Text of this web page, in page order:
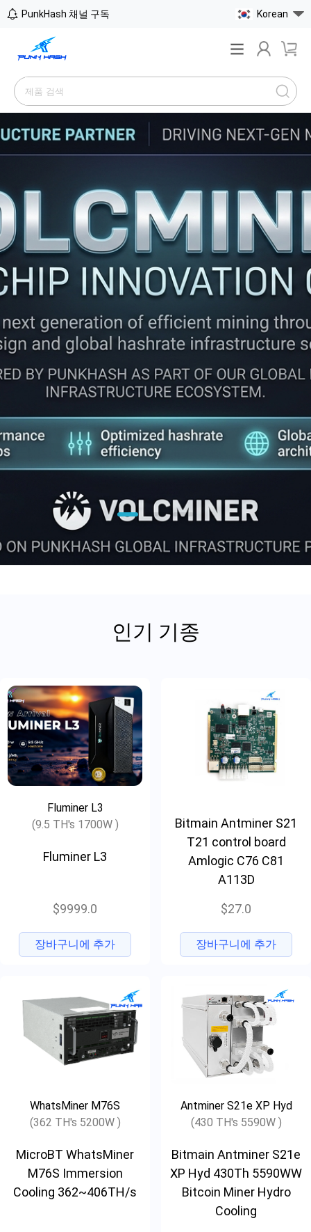
PunkHash 채널 구독 Korean
인기 기종
Fluminer L3
(9.5 TH's 1700W )
Fluminer L3
$9999.0
장바구니에 추가
Bitmain Antminer S21
T21 control board
Amlogic C76 C81
A113D
$27.0
장바구니에 추가
WhatsMiner M76S
(362 TH's 5200W )
MicroBT WhatsMiner
M76S Immersion
Cooling 362~406TH/s
Antminer S21e XP Hyd
(430 TH's 5590W )
Bitmain Antminer S21e
XP Hyd 430Th 5590WW
Bitcoin Miner Hydro
Cooling